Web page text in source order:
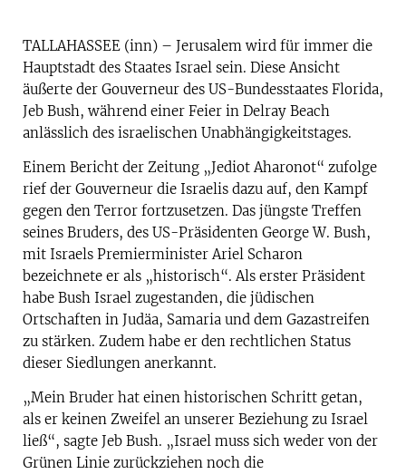
TALLAHASSEE (inn) – Jerusalem wird für immer die
Hauptstadt des Staates Israel sein. Diese Ansicht
äußerte der Gouverneur des US-Bundesstaates Florida,
Jeb Bush, während einer Feier in Delray Beach
anlässlich des israelischen Unabhängigkeitstages.
Einem Bericht der Zeitung „Jediot Aharonot“ zufolge
rief der Gouverneur die Israelis dazu auf, den Kampf
gegen den Terror fortzusetzen. Das jüngste Treffen
seines Bruders, des US-Präsidenten George W. Bush,
mit Israels Premierminister Ariel Scharon
bezeichnete er als „historisch“. Als erster Präsident
habe Bush Israel zugestanden, die jüdischen
Ortschaften in Judäa, Samaria und dem Gazastreifen
zu stärken. Zudem habe er den rechtlichen Status
dieser Siedlungen anerkannt.
„Mein Bruder hat einen historischen Schritt getan,
als er keinen Zweifel an unserer Beziehung zu Israel
ließ“, sagte Jeb Bush. „Israel muss sich weder von der
Grünen Linie zurückziehen noch die